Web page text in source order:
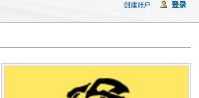
创建账户 登录